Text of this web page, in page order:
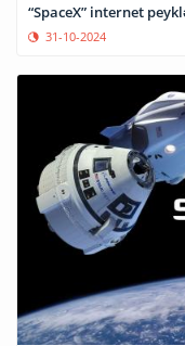
“SpaceX” internet
31-10-2024